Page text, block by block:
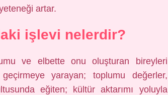
artar.
işlevi nelerdir?
ve elbette onu oluşturan bireyleri
yarayan; toplumu değerler,
eğiten; kültür aktarımı yoluyla